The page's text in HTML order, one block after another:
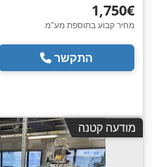
‏1,750 ‏€
מחיר קבוע בתוספת מע"מ
התקשר
מודעה קטנה